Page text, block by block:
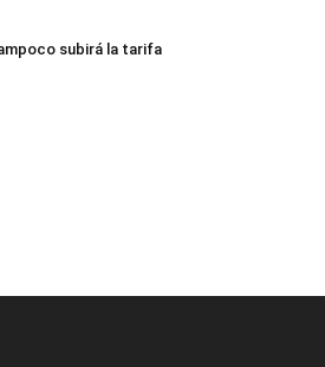
subirá la tarifa